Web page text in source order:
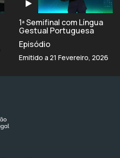
1ª Semifinal com Língua
Gestual Portuguesa
Episódio
Emitido a 21 Fevereiro, 2026